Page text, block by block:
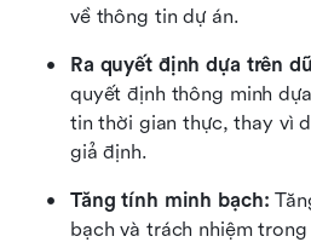
về thông tin dự án.
Ra quyết định dựa trên
quyết định thông minh
tin thời gian thực, thay vì
giả định.
Tăng tính minh bạch:
bạch và trách nhiệm